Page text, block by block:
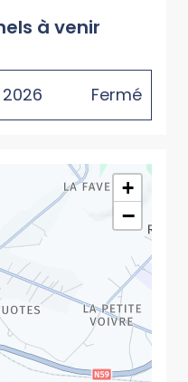
à venir
2026 Fermé
+
−